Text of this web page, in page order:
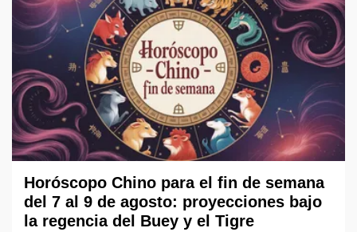
Horóscopo Chino para el fin de semana
del 7 al 9 de agosto: proyecciones bajo
la regencia del Buey y el Tigre